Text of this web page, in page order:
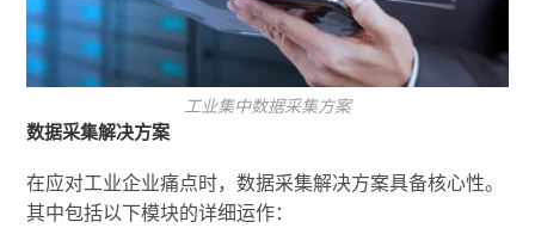
工业集中数据采集方案
数据采集解决方案
在应对工业企业痛点时，数据采集解决方案具备核心性。
其中包括以下模块的详细运作：